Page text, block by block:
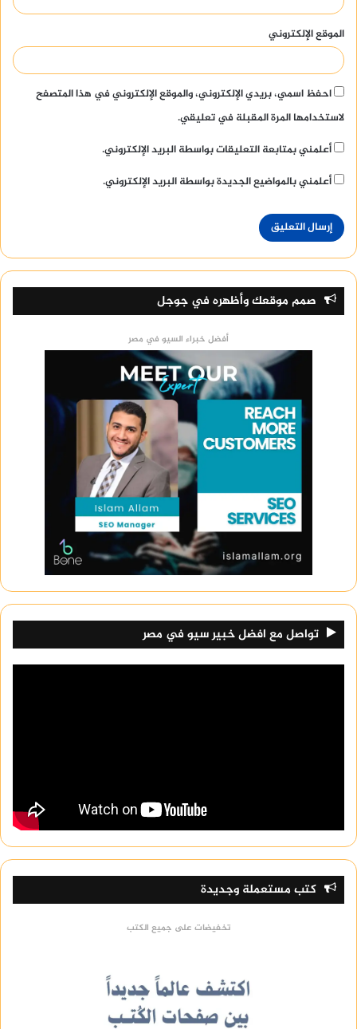
الموقع الإلكتروني
احفظ اسمي، بريدي الإلكتروني، والموقع الإلكتروني في هذا المتصفح
لاستخدامها المرة المقبلة في تعليقي.
أعلمني بمتابعة التعليقات بواسطة البريد الإلكتروني.
أعلمني بالمواضيع الجديدة بواسطة البريد الإلكتروني.
صمم موقعك وأظهره في جوجل
أفضل خبراء السيو في مصر
تواصل مع افضل خبير سيو في مصر
كتب مستعملة وجديدة
تخفيضات على جميع الكتب